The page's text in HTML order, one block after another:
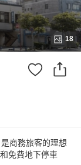
18
商務旅客的理想
免費地下停車